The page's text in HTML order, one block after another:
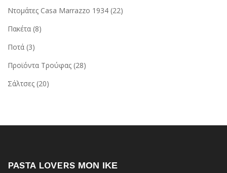
Ντομάτες Casa Marrazzo 1934 (22)
Πακέτα (8)
Ποτά (3)
Προϊόντα Τρούφας (28)
Σάλτσες (20)
PASTA LOVERS ΜΟΝ ΙΚΕ